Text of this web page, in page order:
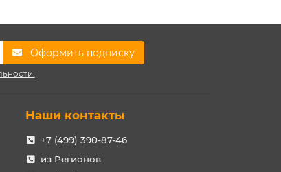
Оформить подписку
Наши контакты
+7 (499) 390-87-46
из Регионов